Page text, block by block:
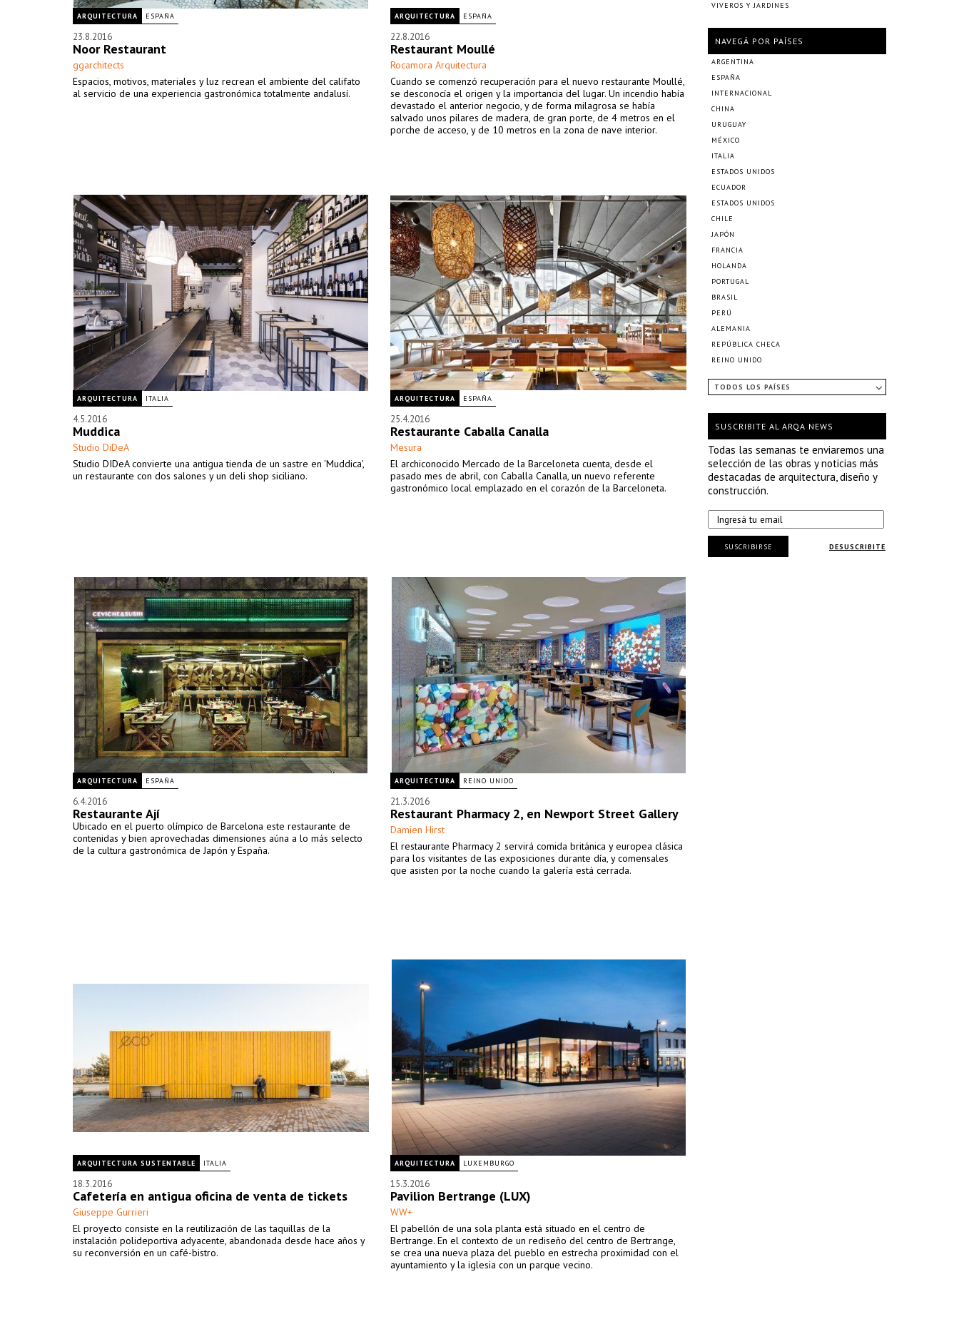
ARQUITECTURA ESPAÑA
23.8.2016
Noor Restaurant
ggarchitects
Espacios, motivos, materiales y luz recrean el ambiente del califato
al servicio de una experiencia gastronómica totalmente andalusí.
ARQUITECTURA ESPAÑA
22.8.2016
Restaurant Moullé
Rocamora Arquitectura
Cuando se comenzó recuperación para el nuevo restaurante Moullé,
se desconocía el origen y la importancia del lugar. Un incendio había
devastado el anterior negocio, y de forma milagrosa se había
salvado unos pilares de madera, de gran porte, de 4 metros en el
porche de acceso, y de 10 metros en la zona de nave interior.
ARQUITECTURA ITALIA
4.5.2016
Muddica
Studio DiDeA
Studio DIDeA convierte una antigua tienda de un sastre en 'Muddica',
un restaurante con dos salones y un deli shop siciliano.
ARQUITECTURA ESPAÑA
25.4.2016
Restaurante Caballa Canalla
Mesura
El archiconocido Mercado de la Barceloneta cuenta, desde el
pasado mes de abril, con Caballa Canalla, un nuevo referente
gastronómico local emplazado en el corazón de la Barceloneta.
ARQUITECTURA ESPAÑA
6.4.2016
Restaurante Ají
Ubicado en el puerto olímpico de Barcelona este restaurante de
contenidas y bien aprovechadas dimensiones aúna a lo más selecto
de la cultura gastronómica de Japón y España.
ARQUITECTURA REINO UNIDO
21.3.2016
Restaurant Pharmacy 2, en Newport Street Gallery
Damien Hirst
El restaurante Pharmacy 2 servirá comida británica y europea clásica
para los visitantes de las exposiciones durante día, y comensales
que asisten por la noche cuando la galería está cerrada.
ARQUITECTURA SUSTENTABLE ITALIA
18.3.2016
Cafetería en antigua oficina de venta de tickets
Giuseppe Gurrieri
El proyecto consiste en la reutilización de las taquillas de la
instalación polideportiva adyacente, abandonada desde hace años y
su reconversión en un café-bistro.
ARQUITECTURA LUXEMBURGO
15.3.2016
Pavilion Bertrange (LUX)
WW+
El pabellón de una sola planta está situado en el centro de
Bertrange. En el contexto de un rediseño del centro de Bertrange,
se crea una nueva plaza del pueblo en estrecha proximidad con el
ayuntamiento y la iglesia con un parque vecino.
VIVEROS Y JARDINES
NAVEGÁ POR PAÍSES
ARGENTINA
ESPAÑA
INTERNACIONAL
CHINA
URUGUAY
MÉXICO
ITALIA
ESTADOS UNIDOS
ECUADOR
ESTADOS UNIDOS
CHILE
JAPÓN
FRANCIA
HOLANDA
PORTUGAL
BRASIL
PERÚ
ALEMANIA
REPÚBLICA CHECA
REINO UNIDO
TODOS LOS PAÍSES
SUSCRIBITE AL ARQA NEWS
Todas las semanas te enviaremos una
selección de las obras y noticias más
destacadas de arquitectura, diseño y
construcción.
DESUSCRIBITE
SUSCRIBIRSE